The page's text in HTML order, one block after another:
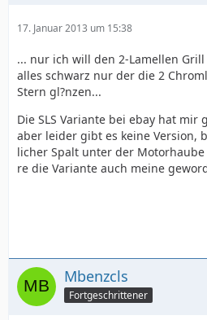
17. Januar 2013 um 15:38
... nur ich will den 2-Lamellen
alles schwarz nur der die 2
Stern gl?nzen...
Die SLS Variante bei ebay hat mir
aber leider gibt es keine Version,
licher Spalt unter der
re die Variante auch meine
Mbenzcls
Fortgeschrittener